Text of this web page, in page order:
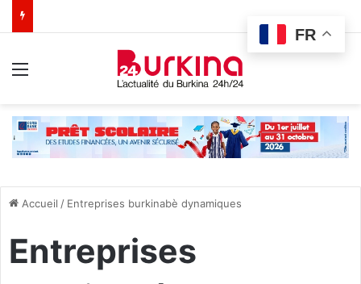
Accueil / Entreprises burkinabè dynamiques
Entreprises
FR